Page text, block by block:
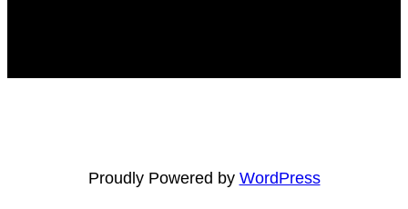
Proudly Powered by WordPress